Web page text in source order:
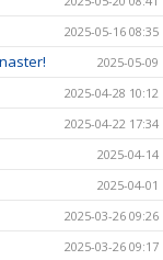
2025-05-16 08:35
2025-05-09
2025-04-28 10:12
2025-04-22 17:34
2025-04-14
2025-04-01
2025-03-26 09:26
2025-03-26 09:17